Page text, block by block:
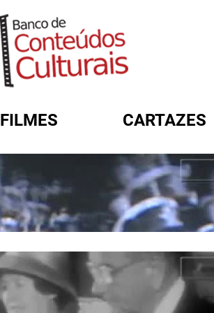
FILMES CARTAZES
FORMULÁRIO DE